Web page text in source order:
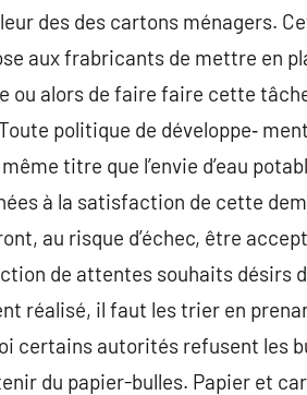
des des cartons ménagers.
aux frabricants de mettre en
ou alors de faire faire cette
politique de développe‑
titre que l’envie d’eau
à la satisfaction de cette
au risque d’échec, être
de attentes souhaits désirs
réalisé, il faut les trier en
certains autorités refusent
du papier-bulles. Papier et